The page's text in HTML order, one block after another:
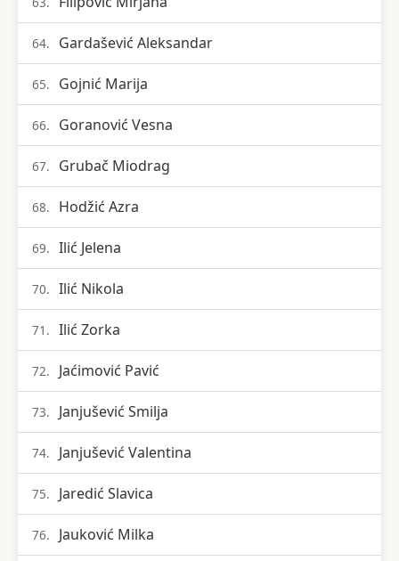
64. Gardašević Aleksandar
65. Gojnić Marija
66. Goranović Vesna
67. Grubač Miodrag
68. Hodžić Azra
69. Ilić Jelena
70. Ilić Nikola
71. Ilić Zorka
72. Jaćimović Pavić
73. Janjušević Smilja
74. Janjušević Valentina
75. Jaredić Slavica
76. Jauković Milka